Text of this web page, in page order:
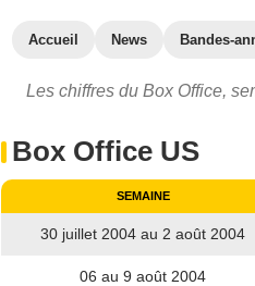
Accueil News Bandes-
Les chiffres du Box Office,
Box Office US
SEMAINE
30 juillet 2004 au 2 août 2004
06 au 9 août 2004